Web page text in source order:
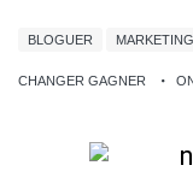
BLOGUER MARKETING
CHANGER GAGNER